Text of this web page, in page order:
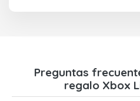
Preguntas
regalo Xbox